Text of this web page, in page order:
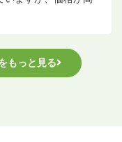
もっと見る